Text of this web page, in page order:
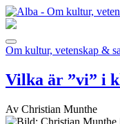
Om kultur, vetenskap &
Vilka är ”vi” i
Av Christian Munthe